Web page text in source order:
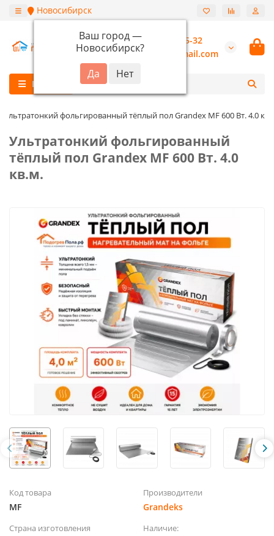
Новосибирск
Ваш город —
Новосибирск?
+7 (913) 987-55-32
burannsk@gmail.com
Каталог
Ультратонкий фольгированный тёплый пол Grandex MF 600 Вт. 4.0
Ультратонкий фольгированный
тёплый пол Grandex MF 600 Вт. 4.0
кв.м.
Код товара
MF
Производители
Grandeks
Страна изготовления Наличие: